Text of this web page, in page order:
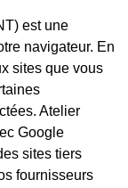
est une
navigateur. En
sites que vous
Atelier
Google
sites tiers
fournisseurs